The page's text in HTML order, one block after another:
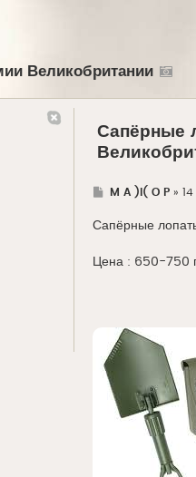
Великобритании
Сапёрные
ГM A )l( O P»
Сапёрные
Цена : 650-750